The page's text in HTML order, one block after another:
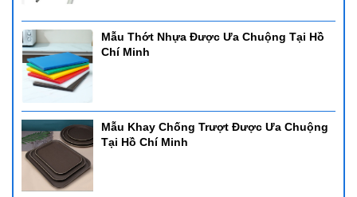
Mẫu Thớt Nhựa Được Ưa Chuộng Tại Hồ
Chí Minh
Mẫu Khay Chống Trượt Được Ưa Chuộng
Tại Hồ Chí Minh